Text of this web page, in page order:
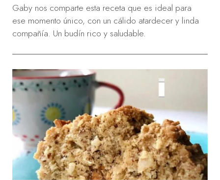
Gaby nos comparte esta receta que es ideal para
ese momento único, con un cálido atardecer y linda
compañía. Un budín rico y saludable.